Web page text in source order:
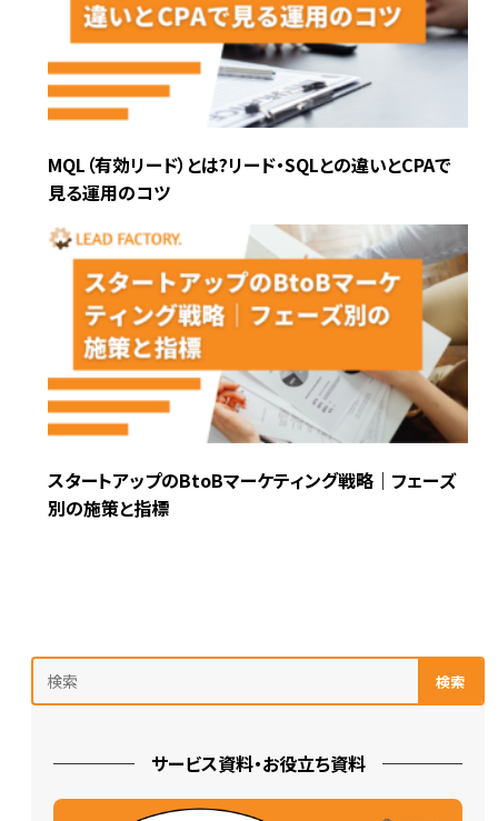
MQL（有効リード）とは?リード・SQLとの違いとCPAで
見る運用のコツ
スタートアップのBtoBマーケティング戦略｜フェーズ
別の施策と指標
検索
サービス資料・お役立ち資料